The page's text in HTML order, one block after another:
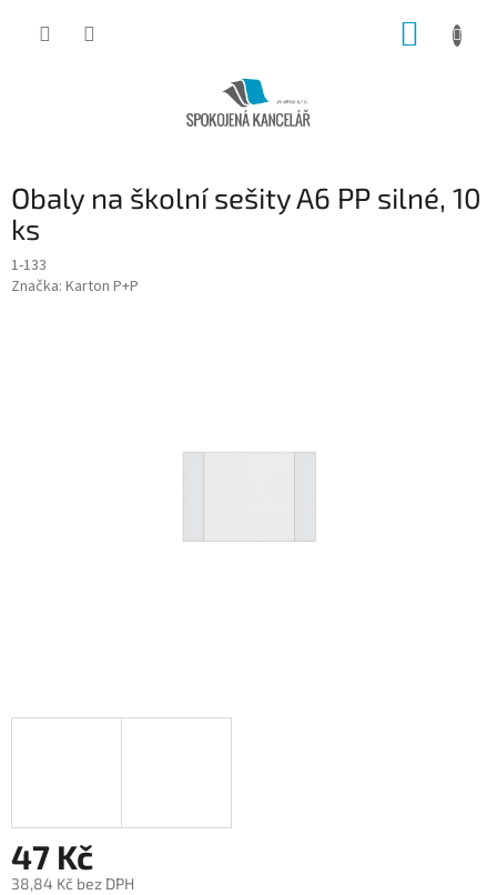
Obaly na školní sešity A6 PP silné, 10
ks
1-133
Značka: Karton P+P
47 Kč
38,84 Kč bez DPH